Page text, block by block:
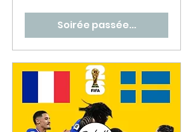
Soirée passée...